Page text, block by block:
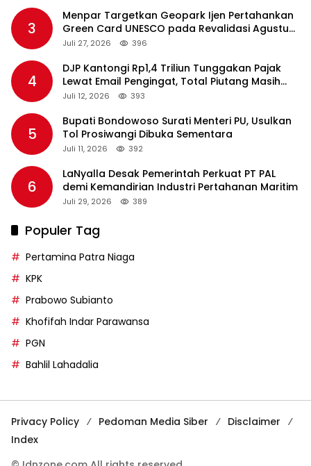
3
Menpar Targetkan Geopark Ijen Pertahankan
Green Card UNESCO pada Revalidasi Agustus
2026
Juli 27, 2026 396
4
DJP Kantongi Rp1,4 Triliun Tunggakan Pajak
Lewat Email Pengingat, Total Piutang Masih
Rp36 Triliun
Juli 12, 2026 393
5
Bupati Bondowoso Surati Menteri PU, Usulkan
Tol Prosiwangi Dibuka Sementara
Juli 11, 2026 392
6
LaNyalla Desak Pemerintah Perkuat PT PAL
demi Kemandirian Industri Pertahanan Maritim
Juli 29, 2026 389
Populer Tag
Pertamina Patra Niaga
KPK
Prabowo Subianto
Khofifah Indar Parawansa
PGN
Bahlil Lahadalia
Privacy Policy Pedoman Media Siber
Disclaimer
Index